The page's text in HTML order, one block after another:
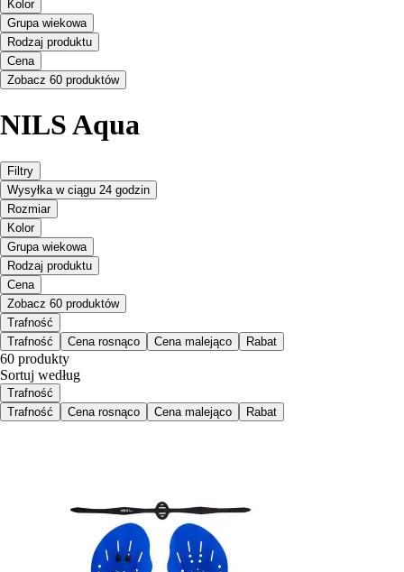
Kolor
Grupa wiekowa
Rodzaj produktu
Cena
Zobacz 60 produktów
NILS Aqua
Filtry
Wysyłka w ciągu 24 godzin
Rozmiar
Kolor
Grupa wiekowa
Rodzaj produktu
Cena
Zobacz 60 produktów
Trafność
Trafność
Cena rosnąco Cena malejąco Rabat
60 produkty
Sortuj według
Trafność
Trafność
Cena rosnąco Cena malejąco Rabat